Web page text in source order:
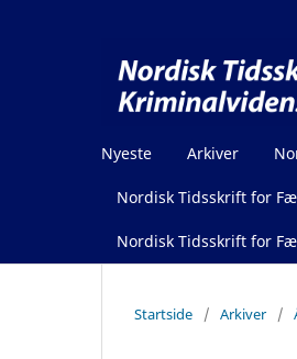
Nyeste Arkiver
Nordisk Tidsskrift for
Nordisk Tidsskrift for
Startside / Arkiver /